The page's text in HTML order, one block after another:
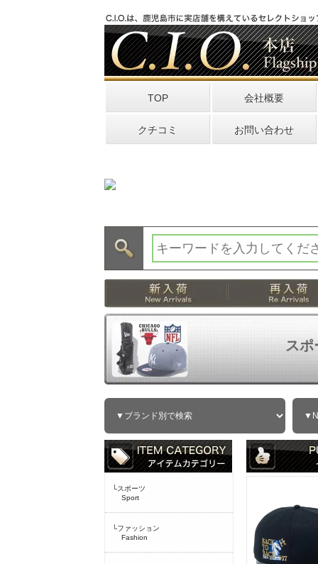
TOP 会社概要
クチコミ お問い合わせ
スポ
└スポーツ
Sport
└ファッション
Fashion